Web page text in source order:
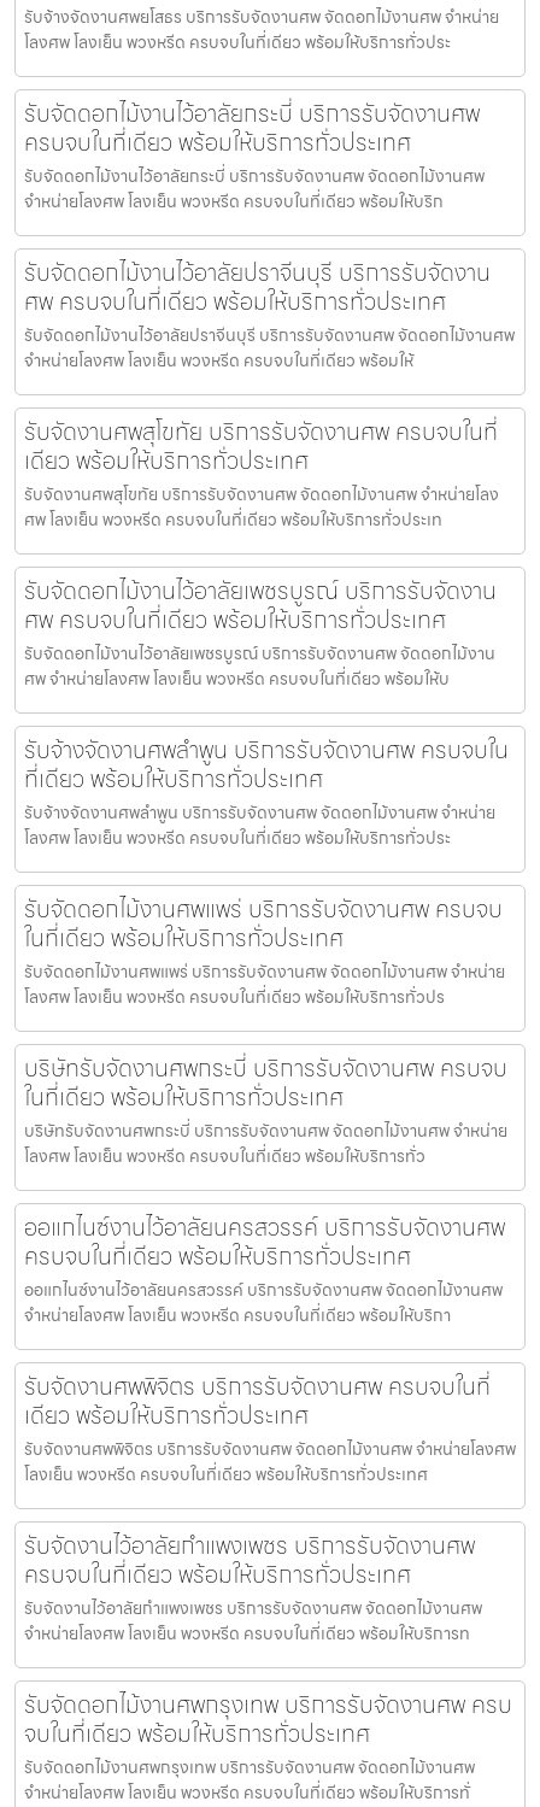
รับจ้างจัดงานศพยโสธร บริการรับจัดงานศพ จัดดอกไม้งานศพ จำหน่าย
โลงศพ โลงเย็น พวงหรีด ครบจบในที่เดียว พร้อมให้บริการทั่วประ
รับจัดดอกไม้งานไว้อาลัยกระบี่ บริการรับจัดงานศพ
ครบจบในที่เดียว พร้อมให้บริการทั่วประเทศ
รับจัดดอกไม้งานไว้อาลัยกระบี่ บริการรับจัดงานศพ จัดดอกไม้งานศพ
จำหน่ายโลงศพ โลงเย็น พวงหรีด ครบจบในที่เดียว พร้อมให้บริก
รับจัดดอกไม้งานไว้อาลัยปราจีนบุรี บริการรับจัดงาน
ศพ ครบจบในที่เดียว พร้อมให้บริการทั่วประเทศ
รับจัดดอกไม้งานไว้อาลัยปราจีนบุรี บริการรับจัดงานศพ จัดดอกไม้งานศพ
จำหน่ายโลงศพ โลงเย็น พวงหรีด ครบจบในที่เดียว พร้อมให้
รับจัดงานศพสุโขทัย บริการรับจัดงานศพ ครบจบในที่
เดียว พร้อมให้บริการทั่วประเทศ
รับจัดงานศพสุโขทัย บริการรับจัดงานศพ จัดดอกไม้งานศพ จำหน่ายโลง
ศพ โลงเย็น พวงหรีด ครบจบในที่เดียว พร้อมให้บริการทั่วประเท
รับจัดดอกไม้งานไว้อาลัยเพชรบูรณ์ บริการรับจัดงาน
ศพ ครบจบในที่เดียว พร้อมให้บริการทั่วประเทศ
รับจัดดอกไม้งานไว้อาลัยเพชรบูรณ์ บริการรับจัดงานศพ จัดดอกไม้งาน
ศพ จำหน่ายโลงศพ โลงเย็น พวงหรีด ครบจบในที่เดียว พร้อมให้บ
รับจ้างจัดงานศพลำพูน บริการรับจัดงานศพ ครบจบใน
ที่เดียว พร้อมให้บริการทั่วประเทศ
รับจ้างจัดงานศพลำพูน บริการรับจัดงานศพ จัดดอกไม้งานศพ จำหน่าย
โลงศพ โลงเย็น พวงหรีด ครบจบในที่เดียว พร้อมให้บริการทั่วประ
รับจัดดอกไม้งานศพแพร่ บริการรับจัดงานศพ ครบจบ
ในที่เดียว พร้อมให้บริการทั่วประเทศ
รับจัดดอกไม้งานศพแพร่ บริการรับจัดงานศพ จัดดอกไม้งานศพ จำหน่าย
โลงศพ โลงเย็น พวงหรีด ครบจบในที่เดียว พร้อมให้บริการทั่วปร
บริษัทรับจัดงานศพกระบี่ บริการรับจัดงานศพ ครบจบ
ในที่เดียว พร้อมให้บริการทั่วประเทศ
บริษัทรับจัดงานศพกระบี่ บริการรับจัดงานศพ จัดดอกไม้งานศพ จำหน่าย
โลงศพ โลงเย็น พวงหรีด ครบจบในที่เดียว พร้อมให้บริการทั่ว
ออแกไนซ์งานไว้อาลัยนครสวรรค์ บริการรับจัดงานศพ
ครบจบในที่เดียว พร้อมให้บริการทั่วประเทศ
ออแกไนซ์งานไว้อาลัยนครสวรรค์ บริการรับจัดงานศพ จัดดอกไม้งานศพ
จำหน่ายโลงศพ โลงเย็น พวงหรีด ครบจบในที่เดียว พร้อมให้บริกา
รับจัดงานศพพิจิตร บริการรับจัดงานศพ ครบจบในที่
เดียว พร้อมให้บริการทั่วประเทศ
รับจัดงานศพพิจิตร บริการรับจัดงานศพ จัดดอกไม้งานศพ จำหน่ายโลงศพ
โลงเย็น พวงหรีด ครบจบในที่เดียว พร้อมให้บริการทั่วประเทศ
รับจัดงานไว้อาลัยกำแพงเพชร บริการรับจัดงานศพ
ครบจบในที่เดียว พร้อมให้บริการทั่วประเทศ
รับจัดงานไว้อาลัยกำแพงเพชร บริการรับจัดงานศพ จัดดอกไม้งานศพ
จำหน่ายโลงศพ โลงเย็น พวงหรีด ครบจบในที่เดียว พร้อมให้บริการท
รับจัดดอกไม้งานศพกรุงเทพ บริการรับจัดงานศพ ครบ
จบในที่เดียว พร้อมให้บริการทั่วประเทศ
รับจัดดอกไม้งานศพกรุงเทพ บริการรับจัดงานศพ จัดดอกไม้งานศพ
จำหน่ายโลงศพ โลงเย็น พวงหรีด ครบจบในที่เดียว พร้อมให้บริการทั่